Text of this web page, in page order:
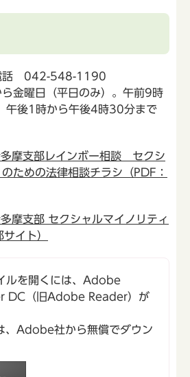
話 042-548-1190
金曜日（平日のみ）。午前9時
午後1時から午後4時30分まで
摩支部レインボー相談 セクシ
ための法律相談チラシ（PDF：
摩支部 セクシャルマイノリティ
イト）
ルを開くには、Adobe
DC（旧Adobe Reader）が
、Adobe社から無償でダウン